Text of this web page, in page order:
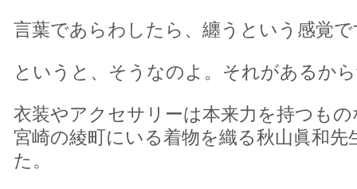
言葉であらわしたら、纏うという感覚
というと、そうなのよ。それがあるか
衣装やアクセサリーは本来力を持つも
宮崎の綾町にいる着物を織る秋山眞和
た。